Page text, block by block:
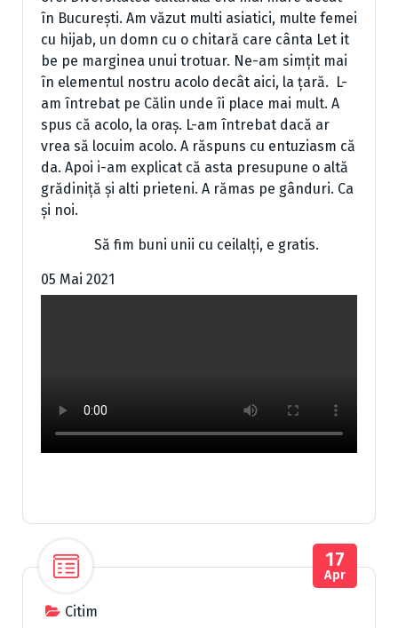
în București. Am văzut multi asiatici, multe femei
cu hijab, un domn cu o chitară care cânta Let it
be pe marginea unui trotuar. Ne-am simțit mai
în elementul nostru acolo decât aici, la țară. L-
am întrebat pe Călin unde îi place mai mult. A
spus că acolo, la oraș. L-am întrebat dacă ar
vrea să locuim acolo. A răspuns cu entuziasm că
da. Apoi i-am explicat că asta presupune o altă
grădiniță și alti prieteni. A rămas pe gânduri. Ca
și noi.
Să fim buni unii cu ceilalți, e gratis.
05 Mai 2021
Citim
17
Apr